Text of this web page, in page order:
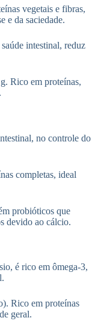
vegetais e fibras,
e da saciedade.
intestinal, reduz
Rico em proteínas,
no controle do
completas, ideal
probióticos que
devido ao cálcio.
é rico em ômega-3,
Rico em proteínas
geral.